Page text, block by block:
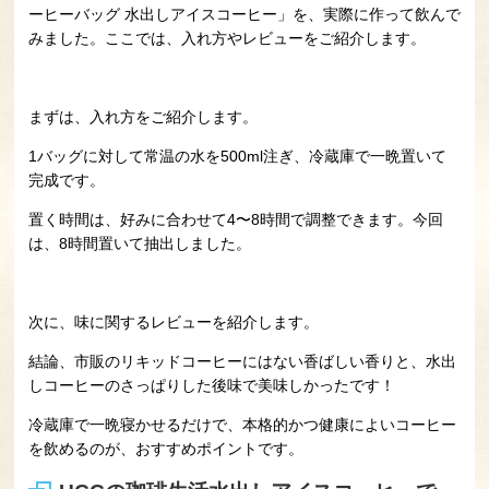
ーヒーバッグ 水出しアイスコーヒー」を、実際に作って飲んで
みました。ここでは、入れ方やレビューをご紹介します。
まずは、入れ方をご紹介します。
1バッグに対して常温の水を500ml注ぎ、冷蔵庫で一晩置いて
完成です。
置く時間は、好みに合わせて4〜8時間で調整できます。今回
は、8時間置いて抽出しました。
次に、味に関するレビューを紹介します。
結論、市販のリキッドコーヒーにはない香ばしい香りと、水出
しコーヒーのさっぱりした後味で美味しかったです！
冷蔵庫で一晩寝かせるだけで、本格的かつ健康によいコーヒー
を飲めるのが、おすすめポイントです。